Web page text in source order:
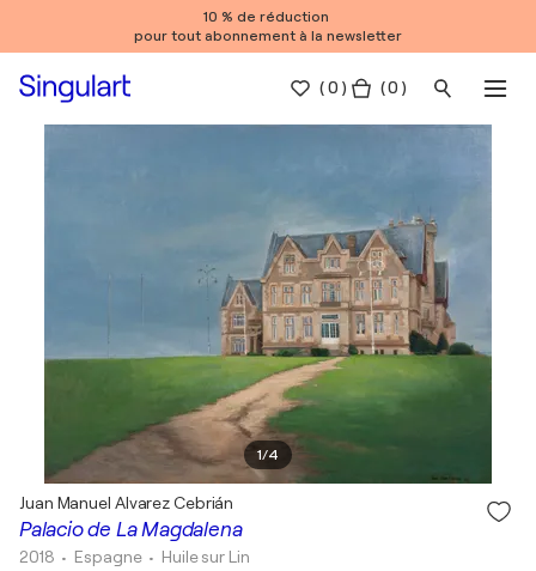
10 % de réduction
pour tout abonnement à la newsletter
(0 ) ( 0 )
1/4
Palacio de La Magdalena
Juan Manuel Alvarez Cebrián
2018 • Espagne • Huile sur Lin